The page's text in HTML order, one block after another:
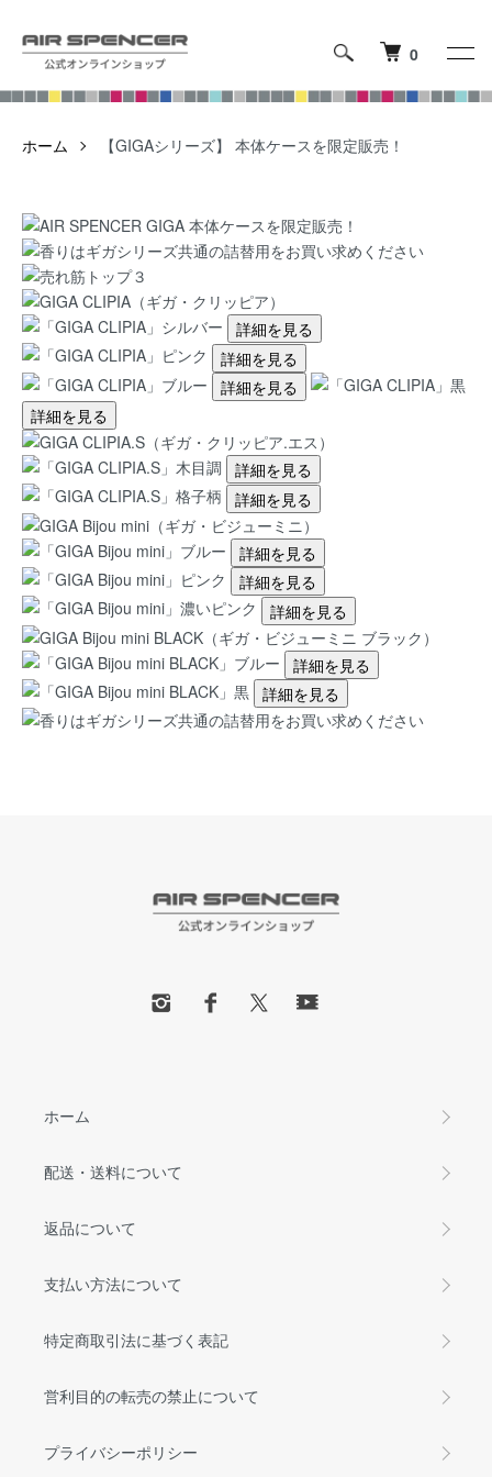
0
ホーム 【GIGAシリーズ】 本体ケースを限定販売！
詳細を見る
詳細を見る
詳細を見る
詳細を見る
詳細を見る
詳細を見る
詳細を見る
詳細を見る
詳細を見る
詳細を見る
詳細を見る
ホーム
配送・送料について
返品について
支払い方法について
特定商取引法に基づく表記
営利目的の転売の禁止について
プライバシーポリシー